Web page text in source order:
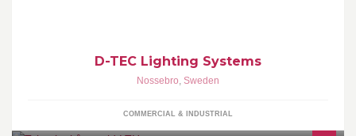
D-TEC Lighting Systems
Nossebro, Sweden
COMMERCIAL & INDUSTRIAL